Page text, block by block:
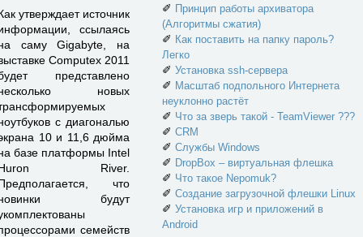
утверждает источник
ссылаясь
саму Gigabyte, на
Computex 2011
представлено
новых
с диагональю
10 и 11,6 дюйма
базе платформы Intel
River.
что
будут
семейств
✐ Принцип работы архиватора
(Алгоритмы сжатия)
✐ Как поставить на папку пароль?
Легко
✐ Установка ssh-сервера
✐ Масштаб подпольного Интернета
неуклонно растёт
✐ Что за зверь такой - TeamViewer ???
✐ CRM
✐ Службы Windows
✐ DropBox – виртуальная флешка
✐ Что такое Nepomuk?
✐ Создание загрузочной флешки Linux
✐ Установка игр и приложений в
Android